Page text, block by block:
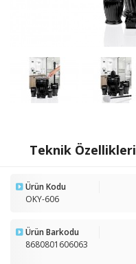
Teknik Özellikleri
Ürün Kodu
OKY-606
Ürün Barkodu
8680801606063